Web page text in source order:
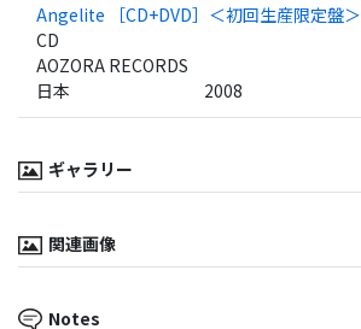
Angelite ［CD+DVD］＜初回生産限定盤＞
CD
AOZORA RECORDS
日本
2008
ギャラリー
関連画像
Notes